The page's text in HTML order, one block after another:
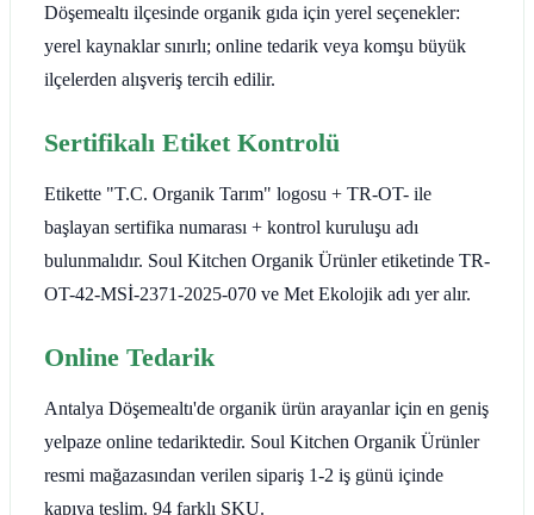
Döşemealtı ilçesinde organik gıda için yerel seçenekler:
yerel kaynaklar sınırlı; online tedarik veya komşu büyük
ilçelerden alışveriş tercih edilir.
Sertifikalı Etiket Kontrolü
Etikette "T.C. Organik Tarım" logosu + TR-OT- ile
başlayan sertifika numarası + kontrol kuruluşu adı
bulunmalıdır. Soul Kitchen Organik Ürünler etiketinde TR-
OT-42-MSİ-2371-2025-070 ve Met Ekolojik adı yer alır.
Online Tedarik
Antalya Döşemealtı'de organik ürün arayanlar için en geniş
yelpaze online tedariktedir. Soul Kitchen Organik Ürünler
resmi mağazasından verilen sipariş 1-2 iş günü içinde
kapıya teslim. 94 farklı SKU.